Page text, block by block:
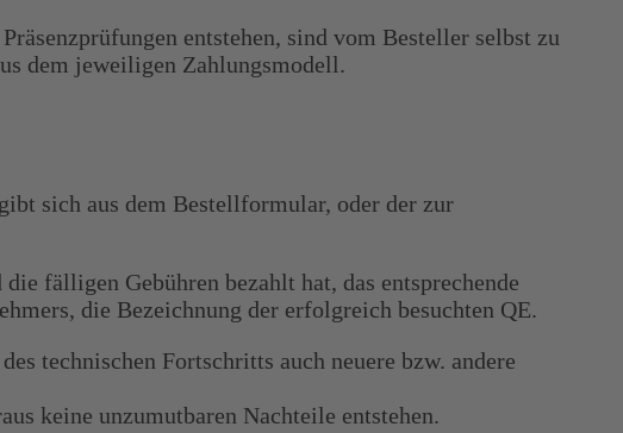
entstehen, sind vom Besteller selbst zu
dem jeweiligen Zahlungsmodell.
sich aus dem Bestellformular, oder der zur
fälligen Gebühren bezahlt hat, das entsprechende
die Bezeichnung der erfolgreich besuchten QE.
technischen Fortschritts auch neuere bzw. andere
keine unzumutbaren Nachteile entstehen.